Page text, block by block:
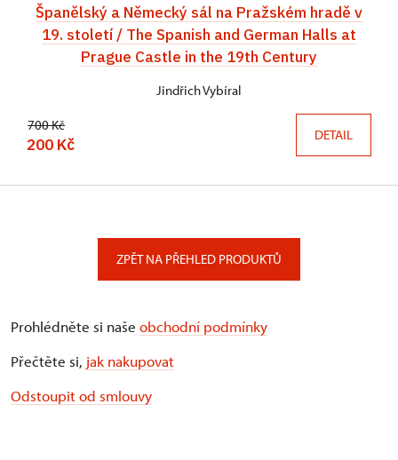
Španělský a Německý sál na Pražském hradě v
19. století / The Spanish and German Halls at
Prague Castle in the 19th Century
Jindřich Vybíral
700 Kč
200 Kč DETAIL
ZPĚT NA PŘEHLED PRODUKTŮ
Prohlédněte si naše obchodní podmínky
Přečtěte si, jak nakupovat
Odstoupit od smlouvy